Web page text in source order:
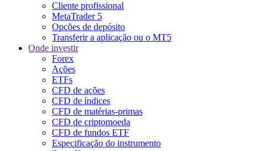
Cliente profissional
MetaTrader 5
Opções de depósito
Transferir a aplicação ou o MT5
Onde investir
Forex
Ações
ETFs
CFD de ações
CFD de índices
CFD de matérias-primas
CFD de criptomoeda
CFD de fundos ETF
Especificação do instrumento